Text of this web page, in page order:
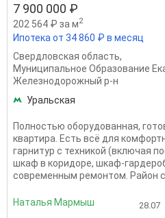
7 900 000 ₽
202 564 ₽ за м2
Ипотека от 34 860 ₽ в месяц
Свердловская область,
Муниципальное Образование
Железнодорожный р-н
Уральская
Полностью оборудованная,
квартира. Есть всё для
гарнитур с техникой (включая
шкаф в коридоре, шкаф-
современным ремонтом. Район с
Наталья Мармыш 28.07